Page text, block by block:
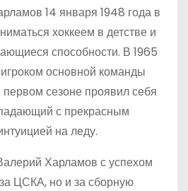
14 января 1948 года в
хоккеем в детстве и
способности. В 1965
основной команды
сезоне проявил себя
с прекрасным
на леду.
Харламов с успехом
ЦСКА, но и за сборную